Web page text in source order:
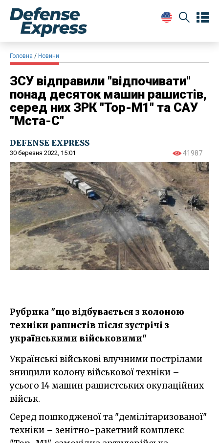
Головна Новини
ЗСУ відправили "відпочивати"
понад десяток машин рашистів,
серед них ЗРК "Тор-М1" та САУ
"Мста-С"
DEFENSE EXPRESS
30 березня 2022, 15:01 41987
Рубрика "що відбувається з колоною
техніки рашистів після зустрічі з
українськими військовими"
Українські військові влучними пострілами
знищили колону військової техніки –
усього 14 машин рашистських окупаційних
військ.
Серед пошкодженої та "демілітаризованої"
техніки – зенітно-ракетний комплекс